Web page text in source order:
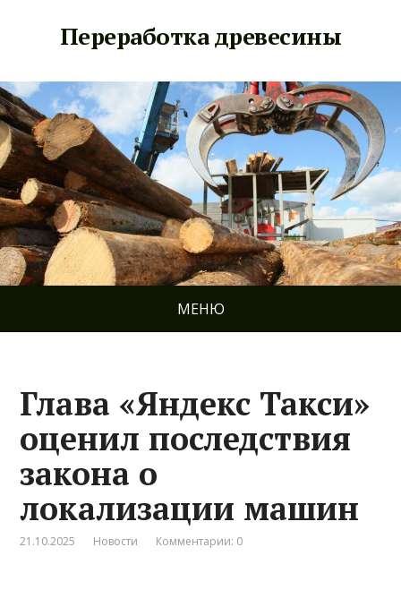
Переработка древесины
МЕНЮ
Глава «Яндекс Такси»
оценил последствия
закона о
локализации машин
21.10.2025 Новости Комментарии: 0